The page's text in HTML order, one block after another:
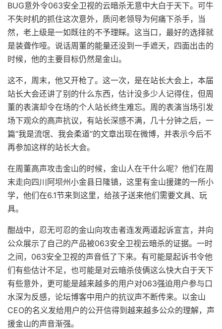
BUG意外令063安全卫视的云暗杀无意中大白于天下。可牛
不失时机的抓住这次意外，质问老领导为何痛下杀手，当
然，老上级是一如既往的不予理睬。这当口，最好的选择就
是装聋作哑。说话周董的能量还没到一手遮天，四面出击的
时候，他的主要目标仍然是金山。
这不，周末，他又开枪了。这一次，是在站长大会上，本届
站长大会还讲了别的什么东西，估计没多少人记得住，但周
董的表演却令在场的个人站长终生难忘。周的表演当场引发
场下观众的高声抗议，有站长深感不满，几十分钟之后，一
篇“我是流氓、我会柔道”的文章出现在微博，并表示今后不
再参加这样的站长大会。
在周董高声攻击金山的时候，金山人在干什么呢？他们在周
末走向四川阿坝州小金县日隆镇，这里有金山援建的一所小
学，他们在6.1节来到这里，给孩子送来他们需要文具、玩
具。
酣战中，忍无可忍的金山向攻击者连发两道起诉宣言，并向
公众展示了自己的产品被063安全卫视云暗杀的证据。一时
之间，063安全卫视的声音低了下来。有可能是起诉书令他
们有些估计不足，也可能是对云暗杀伎俩这么快大白于天下
有些意外，更可能是越来越多的用户对063强迫用户参与口
水深为反感，论坛博客中用户的抗议声不断传来。以金山
CEO的名义发给用户的公开信得到越来越多公众的理解，声
援金山的声音渐强。